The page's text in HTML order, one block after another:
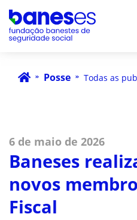
Posse Todas as
6 de maio de 2026
Baneses
novos
Fiscal